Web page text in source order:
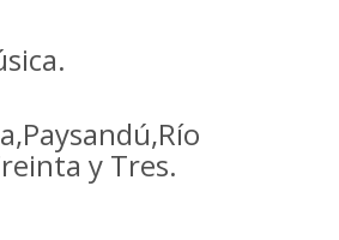
y Tres.